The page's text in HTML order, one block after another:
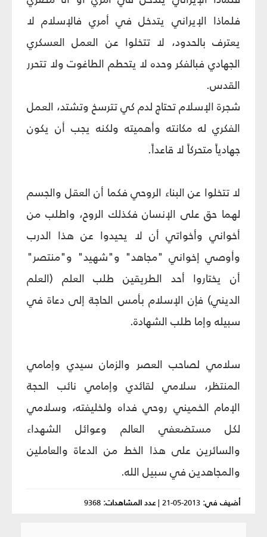
فلماذا الإيراني يتدخل في أمري فالإسلام لا
يعترف بالحدود، لا تتخلوا عن العمل العسكري
الجهادي فبالفكر وحده لا يتحطم الطاغوت ولا تتحرر
القدس.
شجرة الإسلام تحتاج لدم كي تترسخ وتشتد، العمل
الفكري له مكانته وأهميته ولكنه يجب أن يكون
جهادياً متحركاً لا قاعداً.
لا تتخلوا عن البناء الروحي فكما أن العقل والجسم
لهما حق على الإنسان فكذلك الروح، واطلب من
أخواني وأخواتي أن لا يحيدوا عن هذا الدرب
وأوصي إخواني "مجاهد" و"شهيد" و"منتصر"
أن يختاروا أحد الطريقين طلب العلم (العلم
الديني) فإن الإسلام بأمس الحاجة إلى دعاة في
سبيله وإما طلب الشهادة.
سلامي لصاحب العصر والزمان سيدي وإمامي
المنتظر، سلامي لقائدي وإمامي نائب الحجة
الإمام الخميني روحي فداه ولخليفته، وسلامي
لكل مستضعفي العالم وعوائل الشهداء
والسائرين على هذا الخط من الدعاة والعاملين
والمجاهدين في سبيل الله.
أضيف في: 2013-05-21
|عدد المشاهدات: 9368